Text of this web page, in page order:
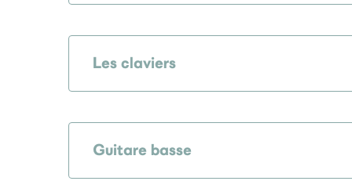
Les claviers
Guitare basse